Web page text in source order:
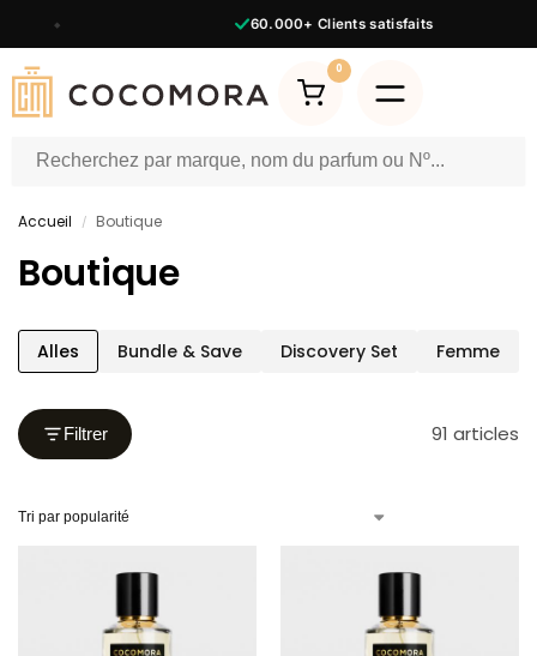
60.000+Clients satisfaits
0
Accueil / Boutique
Boutique
Alles Bundle & Save Discovery Set Femme
Filtrer 91 articles